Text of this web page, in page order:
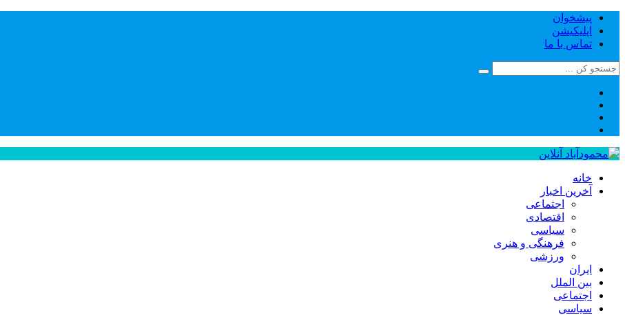
پیشخوان
اپلیکیشن
تماس با ما
خانه
آخرین اخبار
اجتماعی
اقتصادی
سیاسی
فرهنگی و هنری
ورزشی
ایران
بین الملل
اجتماعی
سیاسی